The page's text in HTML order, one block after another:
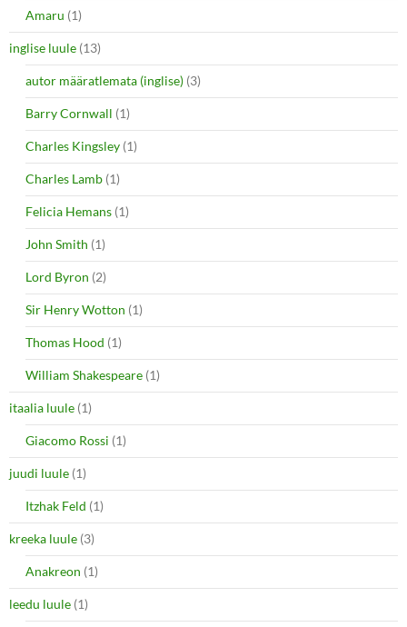
Amaru (1)
inglise luule (13)
autor määratlemata (inglise) (3)
Barry Cornwall (1)
Charles Kingsley (1)
Charles Lamb (1)
Felicia Hemans (1)
John Smith (1)
Lord Byron (2)
Sir Henry Wotton (1)
Thomas Hood (1)
William Shakespeare (1)
itaalia luule (1)
Giacomo Rossi (1)
juudi luule (1)
Itzhak Feld (1)
kreeka luule (3)
Anakreon (1)
leedu luule (1)